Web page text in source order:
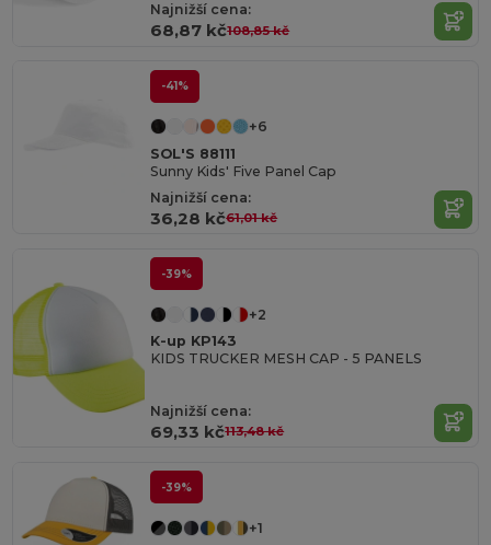
Najnižší cena:
68,87 kč108,85 kč
-41%
+6
SOL'S 88111
Sunny Kids' Five Panel Cap
Najnižší cena:
36,28 kč61,01 kč
-39%
+2
K-up KP143
KIDS TRUCKER MESH CAP - 5 PANELS
Najnižší cena:
69,33 kč113,48 kč
-39%
+1